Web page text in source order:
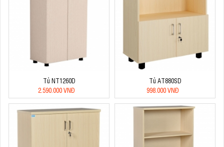
Tủ NT1260D
2.590.000 VNĐ
Tủ AT880SD
998.000 VNĐ